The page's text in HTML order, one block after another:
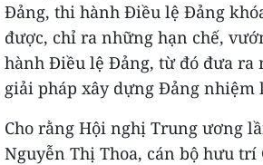
Đảng, thi hành Điều lệ Đảng
được, chỉ ra những hạn chế,
hành Điều lệ Đảng, từ đó đưa ra
giải pháp xây dựng Đảng nhiệm
Cho rằng Hội nghị Trung ương
Nguyễn Thị Thoa, cán bộ hưu